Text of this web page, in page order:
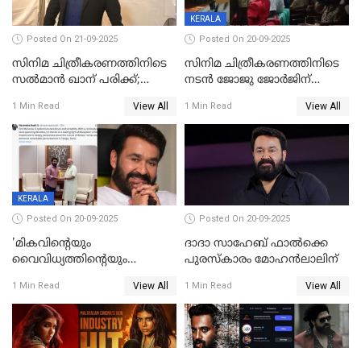
Posted On 21-09-2025
സിനിമ ചിത്രീകരണത്തിനിടെ
സൽമാൻ ഖാന് പരിക്ക്;
മുംബൈയിലേക്ക് മടങ്ങി
1 Min Read View All
KERALA
Posted On 20-09-2025
സിനിമ ചിത്രീകരണത്തിനിടെ
നടൻ ജോജു ജോർജിന്
പറമ്പോലും ഈ സമയം
ജീപ്പിൽ
1 Min Read View All
KERALA
Posted On 20-09-2025
'മികവിന്റെയും
വൈവിധ്യത്തിന്റെയും
അഭിനന്ദിച്ച് പ്രധാനമന്ത്രി
1 Min Read View All
Posted On 20-09-2025
ദാദാ സാഹേബ് ഫാൽക്കെ
പുരസ്‌കാരം മോഹൻലാലിന്
1 Min Read View All